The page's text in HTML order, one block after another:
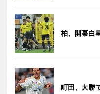
柏、開幕白
町田、大勝